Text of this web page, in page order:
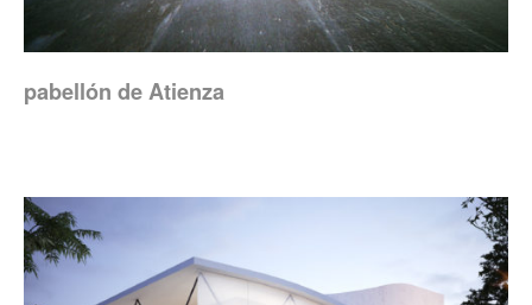
pabellón de Atienza